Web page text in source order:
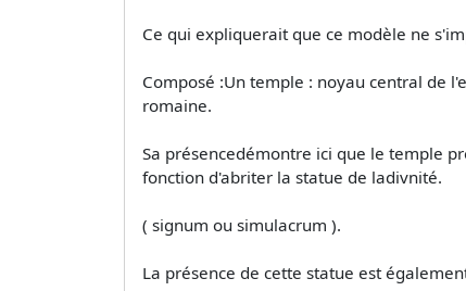
Ce qui expliquerait que ce modèle ne
Composé :Un temple : noyau central de
romaine.
Sa présencedémontre ici que le temple
fonction d'abriter la statue de ladivnité.
( signum ou simulacrum ).
La présence de cette statue est